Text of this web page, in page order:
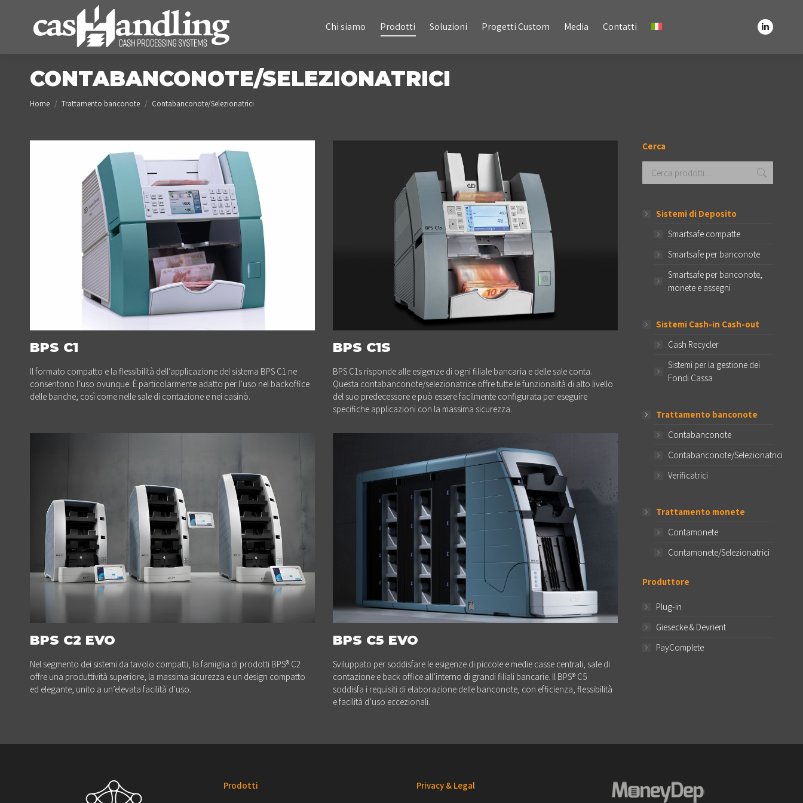
Chi siamo Prodotti Soluzioni Progetti Custom Media Contatti
Linkedin
CONTABANCONOTE/SELEZIONATRICI
You are here:
Home Trattamento banconote Contabanconote/Selezionatrici
BPS C1
Il formato compatto e la flessibilità dell’applicazione del sistema BPS C1 ne
consentono l’uso ovunque. È particolarmente adatto per l’uso nel backoffice
delle banche, così come nelle sale di contazione e nei casinò.
BPS C1S
BPS C1s risponde alle esigenze di ogni filiale bancaria e delle sale conta.
Questa contabanconote/selezionatrice offre tutte le funzionalità di alto livello
del suo predecessore e può essere facilmente configurata per eseguire
specifiche applicazioni con la massima sicurezza.
BPS C2 EVO
Nel segmento dei sistemi da tavolo compatti, la famiglia di prodotti BPS® C2
offre una produttività superiore, la massima sicurezza e un design compatto
ed elegante, unito a un’elevata facilità d’uso.
BPS C5 EVO
Sviluppato per soddisfare le esigenze di piccole e medie casse centrali, sale di
contazione e back office all’interno di grandi filiali bancarie. Il BPS® C5
soddisfa i requisiti di elaborazione delle banconote, con efficienza, flessibilità
e facilità d’uso eccezionali.
Cerca
Sistemi di Deposito
Smartsafe compatte
Smartsafe per banconote
Smartsafe per banconote,
monete e assegni
Sistemi Cash-in Cash-out
Cash Recycler
Sistemi per la gestione dei
Fondi Cassa
Trattamento banconote
Contabanconote
Contabanconote/Selezionatrici
Verificatrici
Trattamento monete
Contamonete
Contamonete/Selezionatrici
Produttore
Plug-in
Giesecke & Devrient
PayComplete
Prodotti Privacy & Legal
Chi siamo Prodotti Soluzioni Progetti Custom Media Contatti
Linkedin